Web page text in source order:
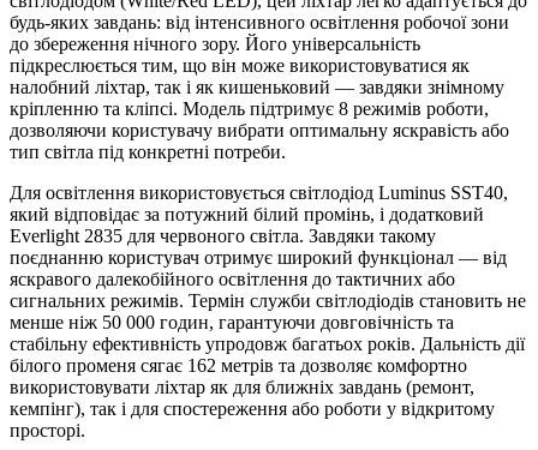
будь-яких завдань: від інтенсивного освітлення робочої зони
до збереження нічного зору. Його універсальність
підкреслюється тим, що він може використовуватися як
налобний ліхтар, так і як кишеньковий — завдяки знімному
кріпленню та кліпсі. Модель підтримує 8 режимів роботи,
дозволяючи користувачу вибрати оптимальну яскравість або
тип світла під конкретні потреби.
Для освітлення використовується світлодіод Luminus SST40,
який відповідає за потужний білий промінь, і додатковий
Everlight 2835 для червоного світла. Завдяки такому
поєднанню користувач отримує широкий функціонал — від
яскравого далекобійного освітлення до тактичних або
сигнальних режимів. Термін служби світлодіодів становить не
менше ніж 50 000 годин, гарантуючи довговічність та
стабільну ефективність упродовж багатьох років. Дальність дії
білого променя сягає 162 метрів та дозволяє комфортно
використовувати ліхтар як для ближніх завдань (ремонт,
кемпінг), так і для спостереження або роботи у відкритому
просторі.